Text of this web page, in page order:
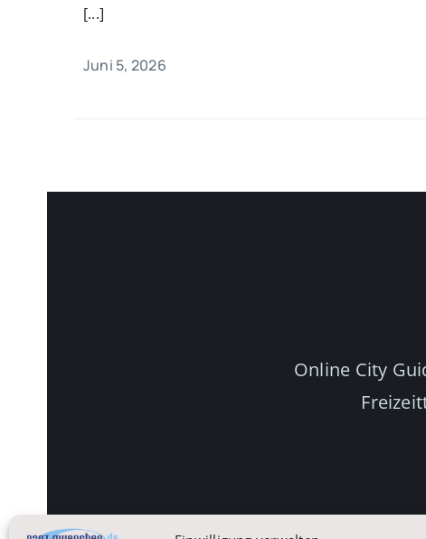
[...]
Juni 5, 2026
Online City